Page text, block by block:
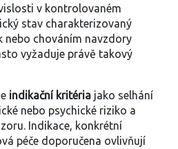
v kontrolovaném
stav charakterizovaný
nebo chováním navzdory
vyžaduje právě takový
indikační kritéria jako selhání
nebo psychické riziko a
Indikace, konkrétní
péče doporučena ovlivňují